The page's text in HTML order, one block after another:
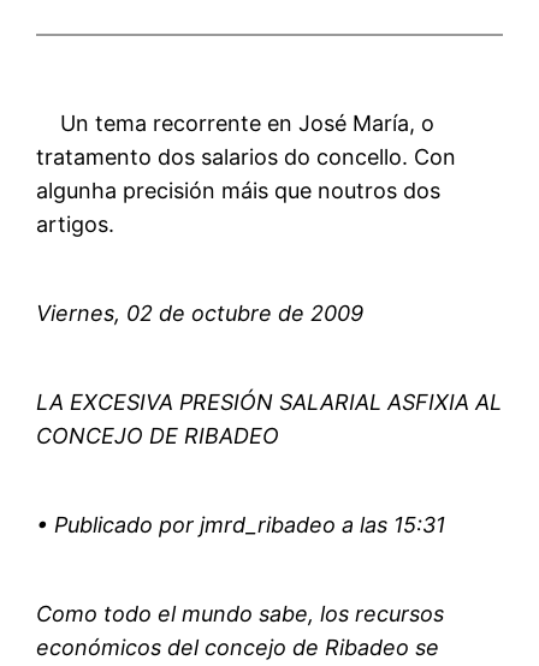
Un tema recorrente en José María, o
tratamento dos salarios do concello. Con
algunha precisión máis que noutros dos
artigos.
Viernes, 02 de octubre de 2009
LA EXCESIVA PRESIÓN SALARIAL ASFIXIA AL
CONCEJO DE RIBADEO
• Publicado por jmrd_ribadeo a las 15:31
Como todo el mundo sabe, los recursos
económicos del concejo de Ribadeo se